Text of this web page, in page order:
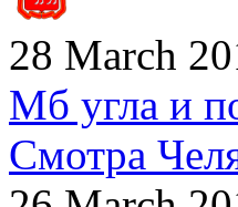
28 March
Мб угла и
Смотра